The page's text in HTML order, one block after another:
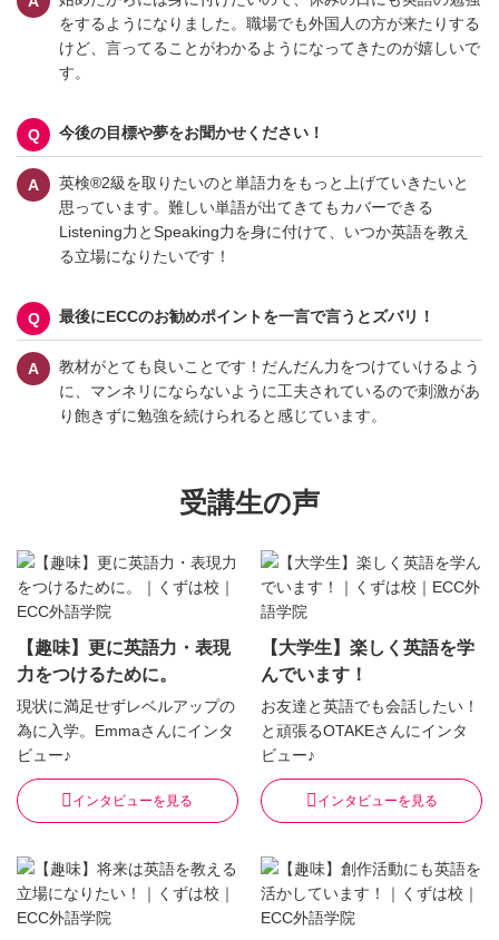
をするようになりました。職場でも外国人の方が来たりする
けど、言ってることがわかるようになってきたのが嬉しいで
す。
今後の目標や夢をお聞かせください！
英検®2級を取りたいのと単語力をもっと上げていきたいと
思っています。難しい単語が出てきてもカバーできる
Listening力とSpeaking力を身に付けて、いつか英語を教え
る立場になりたいです！
最後にECCのお勧めポイントを一言で言うとズバリ！
教材がとても良いことです！だんだん力をつけていけるよう
に、マンネリにならないように工夫されているので刺激があ
り飽きずに勉強を続けられると感じています。
受講生の声
【趣味】更に英語力・表現
力をつけるために。
現状に満足せずレベルアップの
為に入学。Emmaさんにインタ
ビュー♪
インタビューを見る
【大学生】楽しく英語を学
んでいます！
お友達と英語でも会話したい！
と頑張るOTAKEさんにインタ
ビュー♪
インタビューを見る